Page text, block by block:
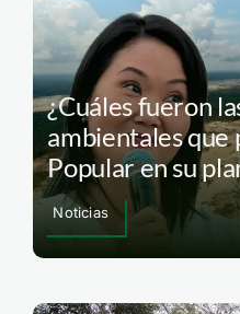
¿Cuáles fueron
ambientales que
Popular en su
Noticias